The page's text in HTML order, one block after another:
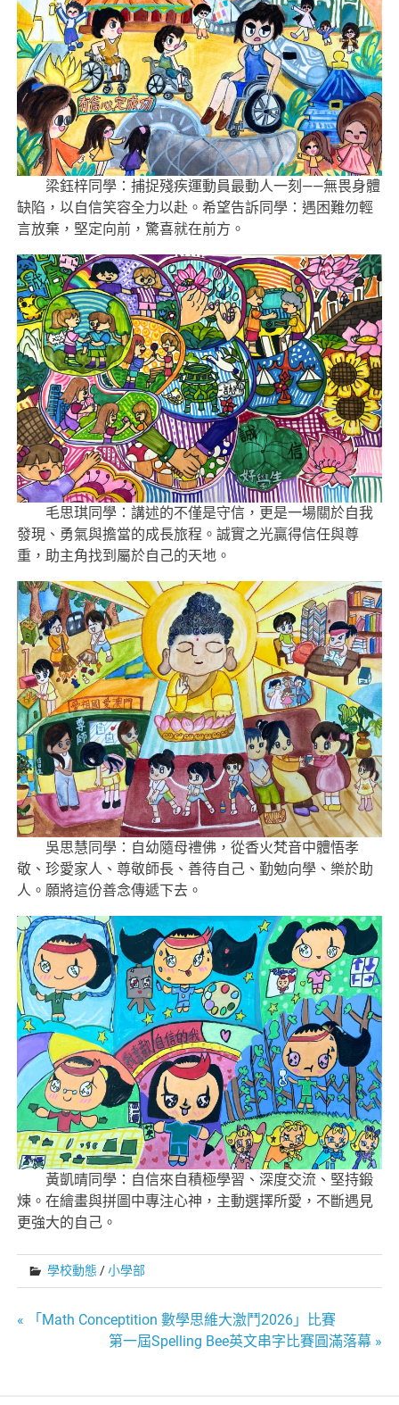
梁鈺梓同學：捕捉殘疾運動員最動人一刻——無畏身體
缺陷，以自信笑容全力以赴。希望告訴同學：遇困難勿輕
言放棄，堅定向前，驚喜就在前方。
毛思琪同學：講述的不僅是守信，更是一場關於自我
發現、勇氣與擔當的成長旅程。誠實之光贏得信任與尊
重，助主角找到屬於自己的天地。
吳思慧同學：自幼隨母禮佛，從香火梵音中體悟孝
敬、珍愛家人、尊敬師長、善待自己、勤勉向學、樂於助
人。願將這份善念傳遞下去。
黃凱晴同學：自信來自積極學習、深度交流、堅持鍛
煉。在繪畫與拼圖中專注心神，主動選擇所愛，不斷遇見
更強大的自己。
學校動態 /小學部
文
« 「Math Conceptition 數學思維大激鬥2026」比賽
第一屆Spelling Bee英文串字比賽圓滿落幕 »